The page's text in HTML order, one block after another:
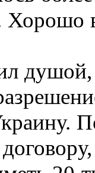
Хорошо
душой,